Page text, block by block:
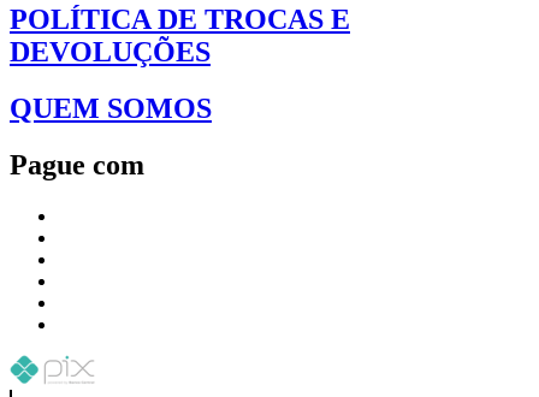
POLÍTICA DE TROCAS E
DEVOLUÇÕES
QUEM SOMOS
Pague com